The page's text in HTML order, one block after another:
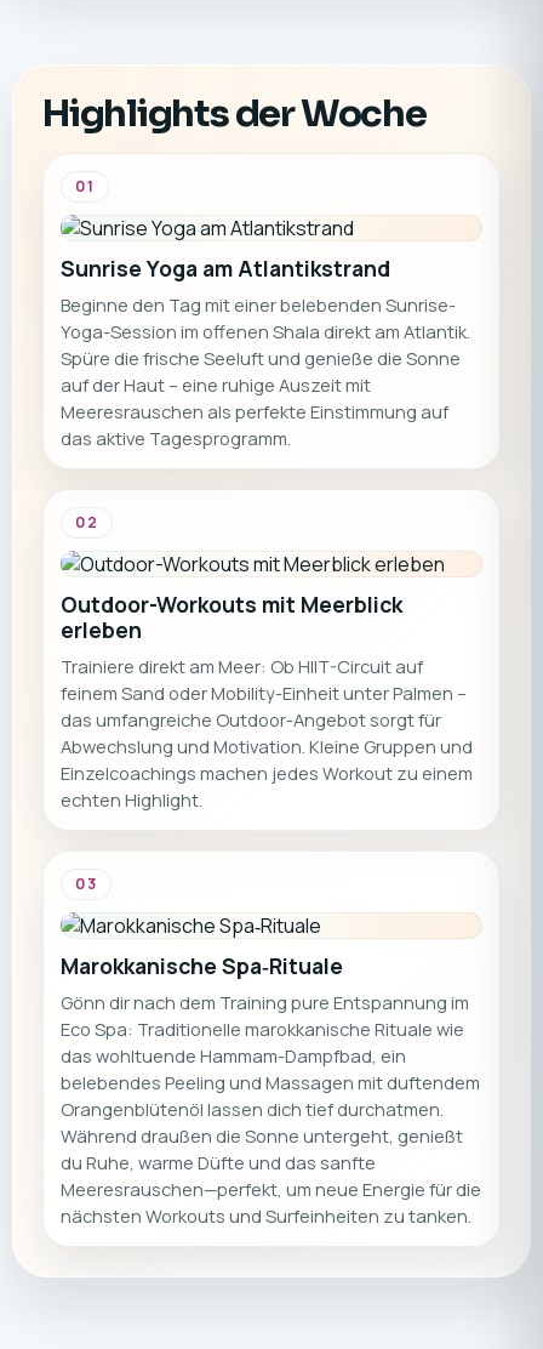
Highlights der Woche
01
Sunrise Yoga am Atlantikstrand
Beginne den Tag mit einer belebenden Sunrise-
Yoga-Session im offenen Shala direkt am Atlantik.
Spüre die frische Seeluft und genieße die Sonne
auf der Haut – eine ruhige Auszeit mit
Meeresrauschen als perfekte Einstimmung auf
das aktive Tagesprogramm.
02
Outdoor-Workouts mit Meerblick
erleben
Trainiere direkt am Meer: Ob HIIT-Circuit auf
feinem Sand oder Mobility-Einheit unter Palmen –
das umfangreiche Outdoor-Angebot sorgt für
Abwechslung und Motivation. Kleine Gruppen und
Einzelcoachings machen jedes Workout zu einem
echten Highlight.
03
Marokkanische Spa‑Rituale
Gönn dir nach dem Training pure Entspannung im
Eco Spa: Traditionelle marokkanische Rituale wie
das wohltuende Hammam-Dampfbad, ein
belebendes Peeling und Massagen mit duftendem
Orangenblütenöl lassen dich tief durchatmen.
Während draußen die Sonne untergeht, genießt
du Ruhe, warme Düfte und das sanfte
Meeresrauschen—perfekt, um neue Energie für die
nächsten Workouts und Surfeinheiten zu tanken.